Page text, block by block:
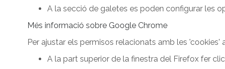
A la secció de galetes es poden configurar les
Més informació sobre Google Chrome
Per ajustar els permisos relacionats amb les 'cookies'
A la part superior de la finestra del Firefox fer